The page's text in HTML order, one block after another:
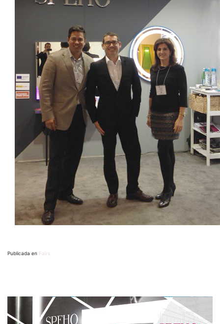
Publicada en Fairs